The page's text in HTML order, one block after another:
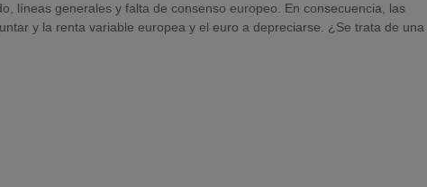
líneas generales y falta de consenso europeo. En consecuencia, las
y la renta variable europea y el euro a depreciarse. ¿Se trata de una